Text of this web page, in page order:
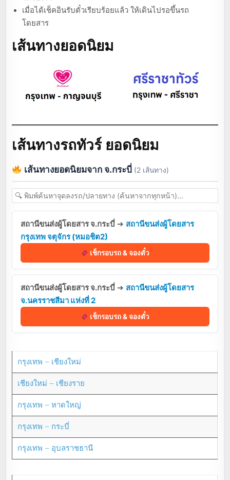
เมื่อได้เช็คอินรับตั๋วเรียบร้อยแล้ว ให้เดินไปรอขึ้นรถ
โดยสาร
เส้นทางยอดนิยม
เส้นทางรถทัวร์ ยอดนิยม
เส้นทางยอดนิยมจาก จ.กระบี่ (2 เส้นทาง)
สถานีขนส่งผู้โดยสาร จ.กระบี่ ➔ สถานีขนส่งผู้โดยสาร
กรุงเทพ จตุจักร (หมอชิต2)
เช็กรอบรถ & จองตั๋ว
สถานีขนส่งผู้โดยสาร จ.กระบี่ ➔ สถานีขนส่งผู้โดยสาร
จ.นครราชสีมา แห่งที่ 2
เช็กรอบรถ & จองตั๋ว
กรุงเทพ – เชียงใหม่
เชียงใหม่ – เชียงราย
กรุงเทพ – หาดใหญ่
กรุงเทพ – กระบี่
กรุงเทพ – อุบลราชธานี